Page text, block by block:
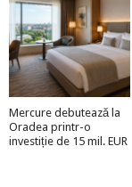
Mercure debutează la
Oradea printr-o
investiție de 15 mil. EUR